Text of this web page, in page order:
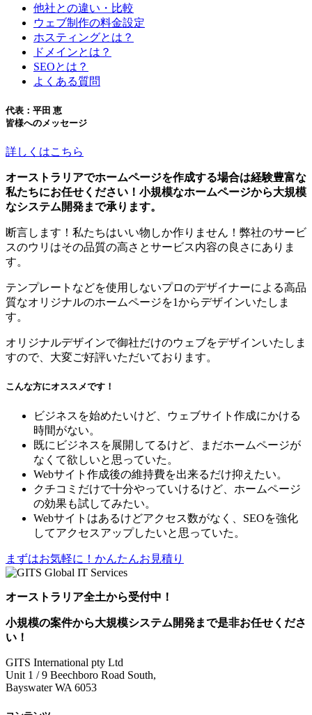
他社との違い・比較
ウェブ制作の料金設定
ホスティングとは？
ドメインとは？
SEOとは？
よくある質問
代表：平田 恵
皆様へのメッセージ
詳しくはこちら
オーストラリアでホームページを作成する場合は経験豊富な
私たちにお任せください！小規模なホームページから大規模
なシステム開発まで承ります。
断言します！私たちはいい物しか作りません！弊社のサービ
スのウリはその品質の高さとサービス内容の良さにありま
す。
テンプレートなどを使用しないプロのデザイナーによる高品
質なオリジナルのホームページを1からデザインいたしま
す。
オリジナルデザインで御社だけのウェブをデザインいたしま
すので、大変ご好評いただいております。
こんな方にオススメです！
ビジネスを始めたいけど、ウェブサイト作成にかける
時間がない。
既にビジネスを展開してるけど、まだホームページが
なくて欲しいと思っていた。
Webサイト作成後の維持費を出来るだけ抑えたい。
クチコミだけで十分やっていけるけど、ホームページ
の効果も試してみたい。
Webサイトはあるけどアクセス数がなく、SEOを強化
してアクセスアップしたいと思っていた。
まずはお気軽に！かんたんお見積り
オーストラリア全土から受付中！
小規模の案件から大規模システム開発まで是非お任せくださ
い！
GITS International pty Ltd
Unit 1 / 9 Beechboro Road South,
Bayswater WA 6053